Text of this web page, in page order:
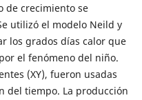
de crecimiento se
utilizó el modelo Neild y
los grados días calor que
el fenómeno del niño.
(XY), fueron usadas
del tiempo. La producción